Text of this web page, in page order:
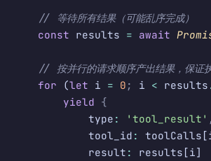
    // 等待所有结果（可能乱序完成）
    const
results = await
// 按并行的请求顺序产出结果，保证
    for
(let i = 0 ; i < results
        yield
{
            type
: 'tool_result' ,
            tool_id
:
            result
:
results[i]